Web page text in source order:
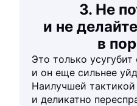
3. Не
и не
в
Это только
и он еще сильнее
Наилучшей
и деликатно